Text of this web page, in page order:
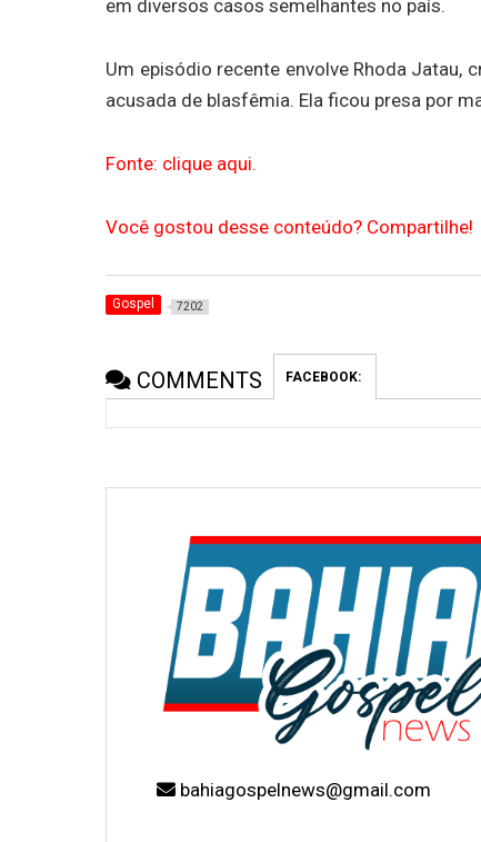
em diversos casos semelhantes no país.
Um episódio recente envolve Rhoda Jatau,
acusada de blasfêmia. Ela ficou presa por
Fonte: clique aqui.
Você gostou desse conteúdo? Compartilhe!
Gospel 7202
COMMENTS FACEBOOK:
bahiagospelnews@gmail.com